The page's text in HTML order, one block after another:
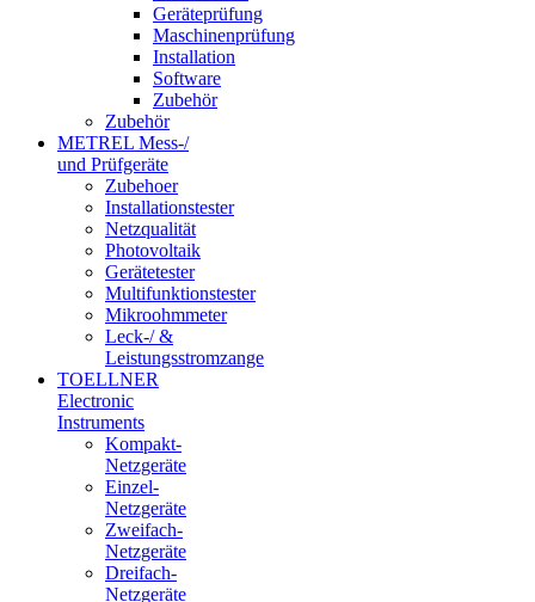
Geräteprüfung
Maschinenprüfung
Installation
Software
Zubehör
Zubehör
METREL Mess-/
und Prüfgeräte
Zubehoer
Installationstester
Netzqualität
Photovoltaik
Gerätetester
Multifunktionstester
Mikroohmmeter
Leck-/ &
Leistungsstromzange
TOELLNER
Electronic
Instruments
Kompakt-
Netzgeräte
Einzel-
Netzgeräte
Zweifach-
Netzgeräte
Dreifach-
Netzgeräte